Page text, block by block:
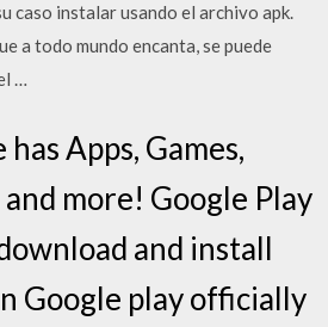
caso instalar usando el archivo apk.
a todo mundo encanta, se puede
…
Apps, Games,
more! Google Play
and install
Google play officially